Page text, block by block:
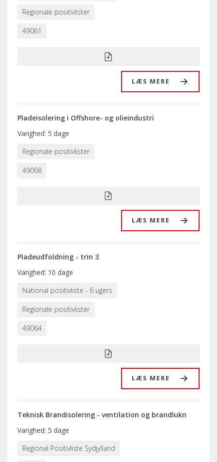
Regionale positivlister
49061
LÆS MERE
Pladeisolering i Offshore- og olieindustri
Regionale positivlister
49068
LÆS MERE
Varighed: 5 dage
Pladeudfoldning - trin 3
National positivliste - 6 ugers
Regionale positivlister
49064
LÆS MERE
Varighed: 10 dage
Teknisk Brandisolering - ventilation og brandlukn
Regional Positivliste Sydjylland
Varighed: 5 dage